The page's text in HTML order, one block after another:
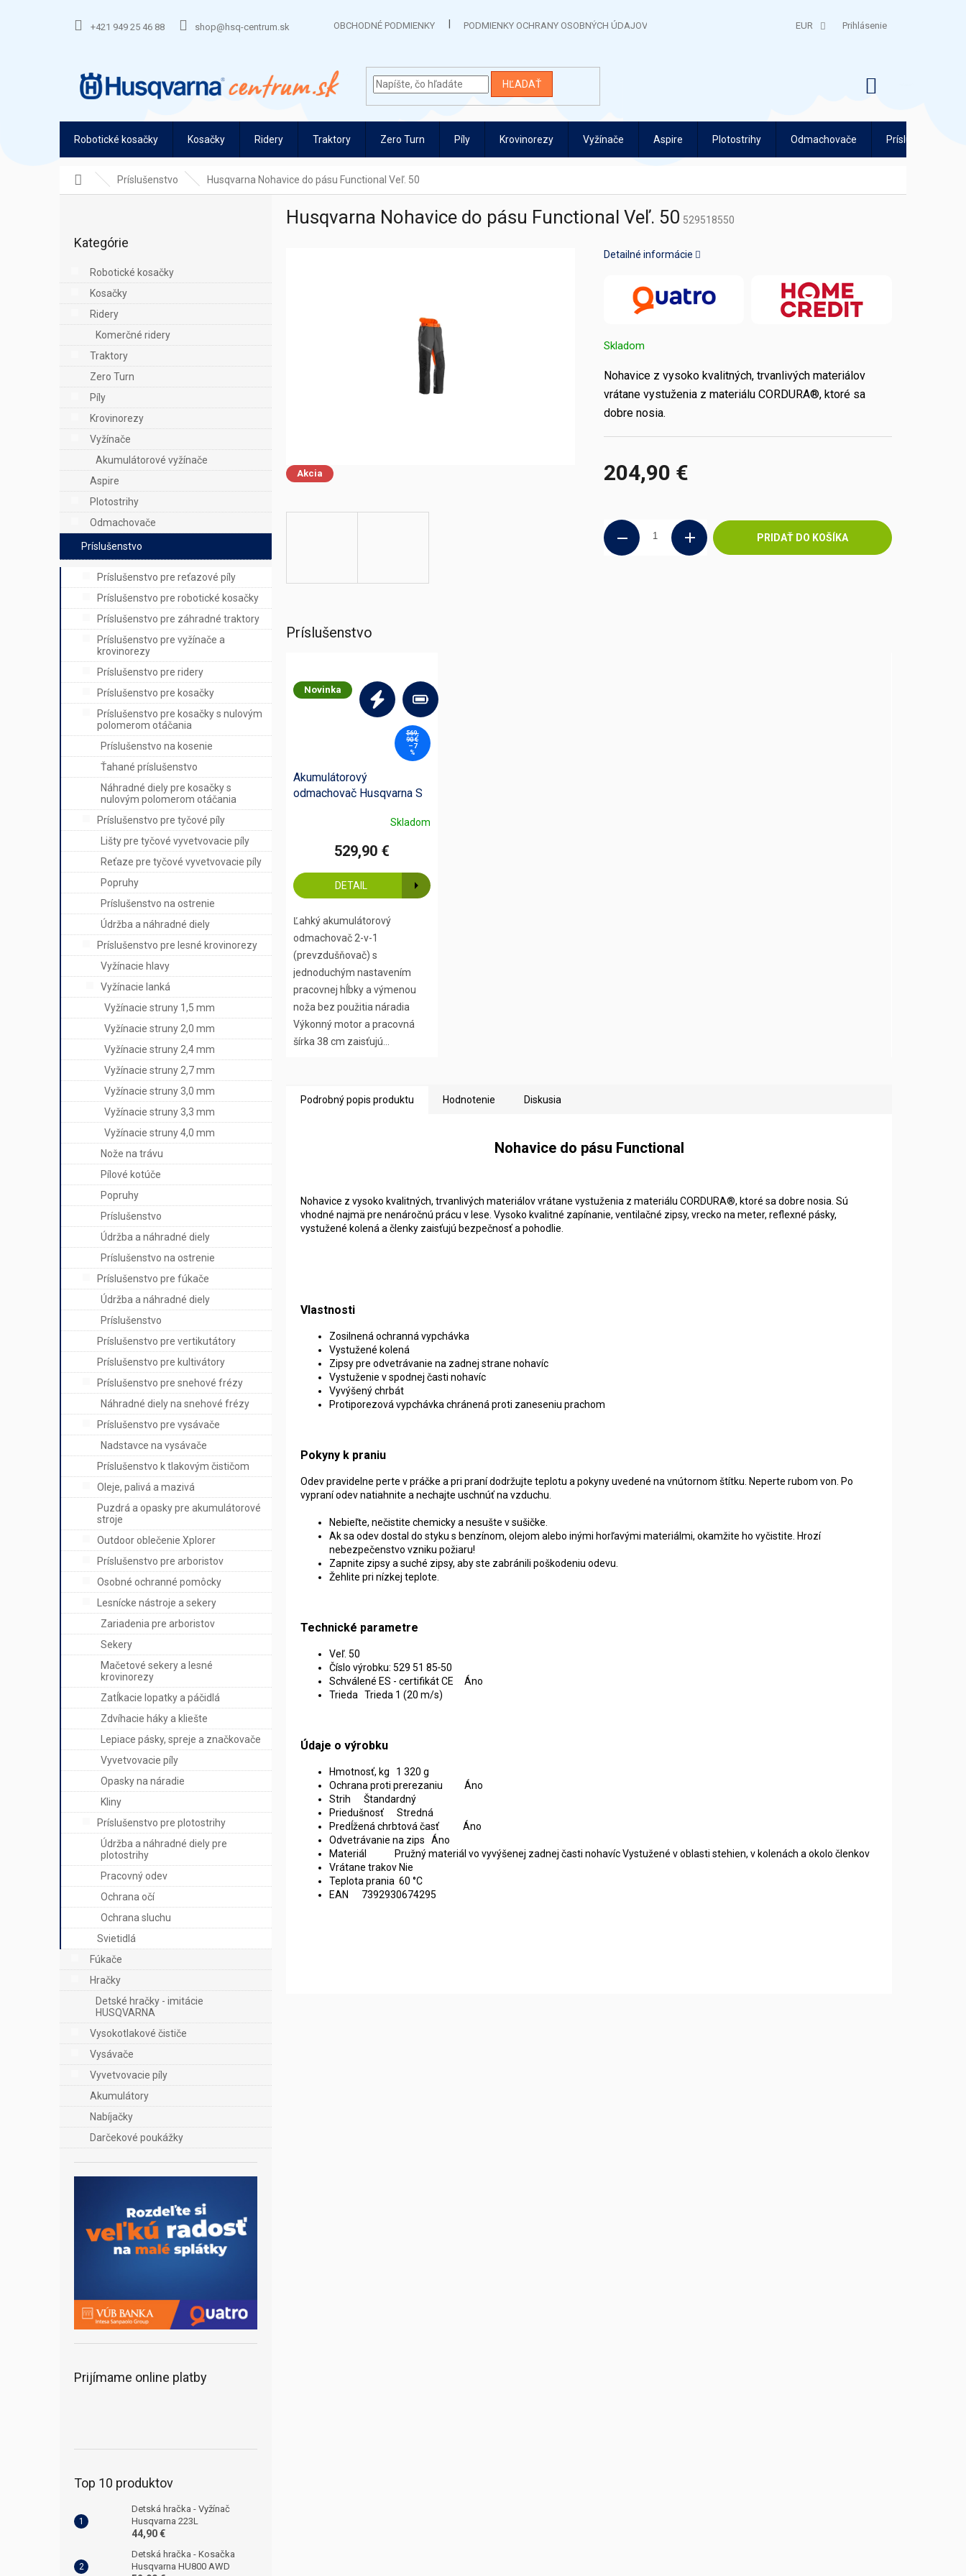
+421 949 25 46 88 shop@hsq-centrum.sk OBCHODNÉ PODMIENKY PODMIENKY OCHRANY OSOBNÝCH ÚDAJOV EUR Prihlásenie
HĽADAŤ
Robotické kosačky Kosačky Ridery Traktory Zero Turn Píly Krovinorezy Vyžínače Aspire Plotostrihy Odmachovače Príslušenstvo
DomovPríslušenstvo Husqvarna Nohavice do pásu Functional Veľ. 50
p
e
l
kategórie
Kategórie
Robotické kosačky
Kosačky
Ridery
Komerčné ridery
Traktory
Zero Turn
Píly
Krovinorezy
Vyžínače
Akumulátorové vyžínače
Aspire
Plotostrihy
Odmachovače
Príslušenstvo
Príslušenstvo pre reťazové píly
Príslušenstvo pre robotické kosačky
Príslušenstvo pre záhradné traktory
Príslušenstvo pre vyžínače a
krovinorezy
Príslušenstvo pre ridery
Príslušenstvo pre kosačky
Príslušenstvo pre kosačky s nulovým
polomerom otáčania
Príslušenstvo na kosenie
Ťahané príslušenstvo
Náhradné diely pre kosačky s
nulovým polomerom otáčania
Príslušenstvo pre tyčové píly
Lišty pre tyčové vyvetvovacie píly
Reťaze pre tyčové vyvetvovacie píly
Popruhy
Príslušenstvo na ostrenie
Údržba a náhradné diely
Príslušenstvo pre lesné krovinorezy
Vyžínacie hlavy
Vyžínacie lanká
Vyžínacie struny 1,5 mm
Vyžínacie struny 2,0 mm
Vyžínacie struny 2,4 mm
Vyžínacie struny 2,7 mm
Vyžínacie struny 3,0 mm
Vyžínacie struny 3,3 mm
Vyžínacie struny 4,0 mm
Nože na trávu
Pílové kotúče
Popruhy
Príslušenstvo
Údržba a náhradné diely
Príslušenstvo na ostrenie
Príslušenstvo pre fúkače
Údržba a náhradné diely
Príslušenstvo
Príslušenstvo pre vertikutátory
Príslušenstvo pre kultivátory
Príslušenstvo pre snehové frézy
Náhradné diely na snehové frézy
Príslušenstvo pre vysávače
Nadstavce na vysávače
Príslušenstvo k tlakovým čističom
Oleje, palivá a mazivá
Puzdrá a opasky pre akumulátorové
stroje
Outdoor oblečenie Xplorer
Príslušenstvo pre arboristov
Osobné ochranné pomôcky
Lesnícke nástroje a sekery
Zariadenia pre arboristov
Sekery
Mačetové sekery a lesné
krovinorezy
Zatĺkacie lopatky a páčidlá
Zdvíhacie háky a kliešte
Lepiace pásky, spreje a značkovače
Vyvetvovacie píly
Opasky na náradie
Kliny
Príslušenstvo pre plotostrihy
Údržba a náhradné diely pre
plotostrihy
Pracovný odev
Ochrana očí
Ochrana sluchu
Svietidlá
Fúkače
Hračky
Detské hračky - imitácie
HUSQVARNA
Vysokotlakové čističe
Vysávače
Vyvetvovacie píly
Akumulátory
Nabíjačky
Darčekové poukážky
Prijímame online platby
Top 10 produktov
Detská hračka - Vyžínač
Husqvarna 223L
44,90 €
Detská hračka - Kosačka
Husqvarna HU800 AWD
Husqvarna Nohavice do pásu Functional Veľ. 50 529518550
Akcia 204,90 €
Skladom
PRIDAŤ DO KOŠÍKA
Nohavice z vysoko kvalitných, trvanlivých materiálov
vrátane vystuženia z materiálu CORDURA®, ktoré sa
dobre nosia.
Detailné informácie
Príslušenstvo
Novinka
569,
90 €
–7
%
Akumulátorový
odmachovač Husqvarna S
Skladom
529,90 €
DETAIL
Ľahký akumulátorový
odmachovač 2-v-1
(prevzdušňovač) s
jednoduchým nastavením
pracovnej hĺbky a výmenou
noža bez použitia náradia
Výkonný motor a pracovná
šírka 38 cm zaisťujú...
Podrobný popis produktu Hodnotenie Diskusia
Nohavice do pásu Functional
Nohavice z vysoko kvalitných, trvanlivých materiálov vrátane vystuženia z materiálu CORDURA®, ktoré sa dobre nosia. Sú
vhodné najmä pre nenáročnú prácu v lese. Vysoko kvalitné zapínanie, ventilačné zipsy, vrecko na meter, reflexné pásky,
vystužené kolená a členky zaisťujú bezpečnosť a pohodlie.
Vlastnosti
Zosilnená ochranná vypchávka
Vystužené kolená
Zipsy pre odvetrávanie na zadnej strane nohavíc
Vystuženie v spodnej časti nohavíc
Vyvýšený chrbát
Protiporezová vypchávka chránená proti zaneseniu prachom
Pokyny k praniu
Odev pravidelne perte v práčke a pri praní dodržujte teplotu a pokyny uvedené na vnútornom štítku. Neperte rubom von. Po
vypraní odev natiahnite a nechajte uschnúť na vzduchu.
Nebieľte, nečistite chemicky a nesušte v sušičke.
Ak sa odev dostal do styku s benzínom, olejom alebo inými horľavými materiálmi, okamžite ho vyčistite. Hrozí
nebezpečenstvo vzniku požiaru!
Zapnite zipsy a suché zipsy, aby ste zabránili poškodeniu odevu.
Žehlite pri nízkej teplote.
Technické parametre
Veľ. 50
Číslo výrobku: 529 51 85‑50
Schválené ES - certifikát CE Áno
Trieda Trieda 1 (20 m/s)
Údaje o výrobku
Hmotnosť, kg 1 320 g
Ochrana proti prerezaniu Áno
Strih Štandardný
Priedušnosť Stredná
Predĺžená chrbtová časť Áno
Odvetrávanie na zips Áno
Materiál Pružný materiál vo vyvýšenej zadnej časti nohavíc Vystužené v oblasti stehien, v kolenách a okolo členkov
Vrátane trakov Nie
Teplota prania 60 °C
EAN 7392930674295